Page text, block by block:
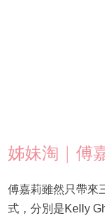
姊妹淘｜傅
傅嘉莉雖然只帶來
式，分別是Kelly